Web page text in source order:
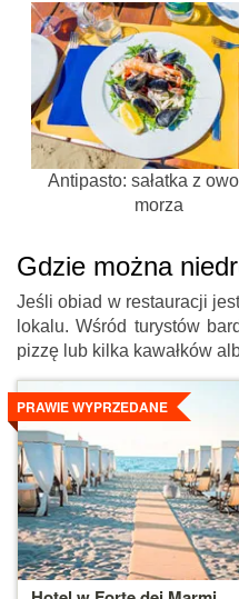
Antipasto: sałatka z
morza
Gdzie można
Jeśli obiad w restauracji
lokalu. Wśród turystów
pizzę lub kilka kawałków
PRAWIE WYPRZEDANE
Szczegoly